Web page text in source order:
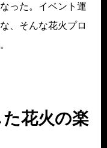
った。イベント運
、そんな花火プロ
花火の楽